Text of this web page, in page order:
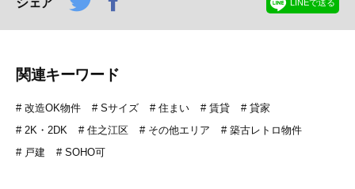
シェア LINEで送る
関連キーワード
改造OK物件 Sサイズ 住まい 賃貸
貸家
2K・2DK
住之江区 その他エリア
築古レトロ物件
戸建
SOHO可